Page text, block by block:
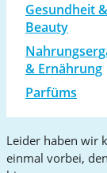
Gesundheit &
Beauty
& Ernährung
Parfüms
Leider haben wir
einmal vorbei,